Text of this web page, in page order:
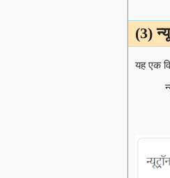
(3)
यह एक